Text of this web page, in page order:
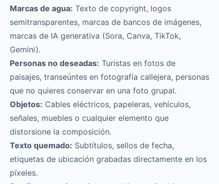
Marcas de agua: Texto de copyright, logos
semitransparentes, marcas de bancos de imágenes,
marcas de IA generativa (Sora, Canva, TikTok,
Gemini).
Personas no deseadas: Turistas en fotos de
paisajes, transeúntes en fotografía callejera, personas
que no quieres conservar en una foto grupal.
Objetos: Cables eléctricos, papeleras, vehículos,
señales, muebles o cualquier elemento que
distorsione la composición.
Texto quemado: Subtítulos, sellos de fecha,
etiquetas de ubicación grabadas directamente en los
píxeles.